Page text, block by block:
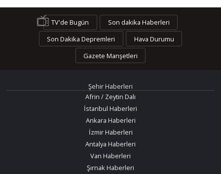
TV'de Bugün
Son dakika Haberleri
Son Dakika Depremleri
Hava Durumu
Gazete Manşetleri
Şehir Haberleri
Afrin / Zeytin Dalı
İstanbul Haberleri
Ankara Haberleri
İzmir Haberleri
Antalya Haberleri
Van Haberleri
Şırnak Haberleri